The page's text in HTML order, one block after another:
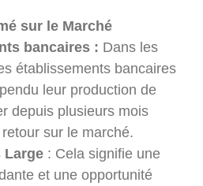
sur le Marché
bancaires : Dans les
établissements bancaires
leur production de
depuis plusieurs mois
sur le marché.
Large : Cela signifie une
et une opportunité